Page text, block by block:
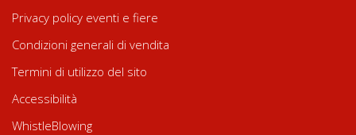
Privacy policy eventi e fiere
Condizioni generali di vendita
Termini di utilizzo del sito
Accessibilità
WhistleBlowing